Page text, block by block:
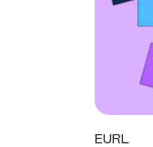
EURL